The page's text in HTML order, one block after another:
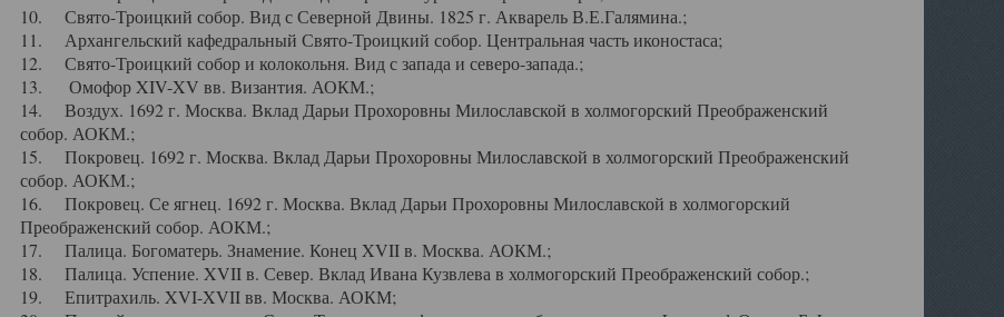
10. Свято-Троицкий собор. Вид с Северной Двины. 1825 г. Акварель В.Е.Галямина.;
11. Архангельский кафедральный Свято-Троицкий собор. Центральная часть иконостаса;
12. Свято-Троицкий собор и колокольня. Вид с запада и северо-запада.;
13. Омофор XIV-XV вв. Византия. АОКМ.;
14. Воздух. 1692 г. Москва. Вклад Дарьи Прохоровны Милославской в холмогорский Преображенский
собор. АОКМ.;
15. Покровец. 1692 г. Москва. Вклад Дарьи Прохоровны Милославской в холмогорский Преображенский
собор. АОКМ.;
16. Покровец. Се ягнец. 1692 г. Москва. Вклад Дарьи Прохоровны Милославской в холмогорский
Преображенский собор. АОКМ.;
17. Палица. Богоматерь. Знамение. Конец XVII в. Москва. АОКМ.;
18. Палица. Успение. XVII в. Север. Вклад Ивана Кузвлева в холмогорский Преображенский собор.;
19. Епитрахиль. XVI-XVII вв. Москва. АОКМ;